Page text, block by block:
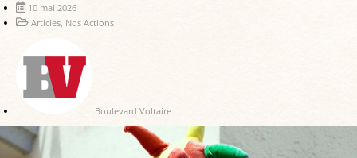
10 mai 2026
Articles, Nos Actions
Boulevard Voltaire